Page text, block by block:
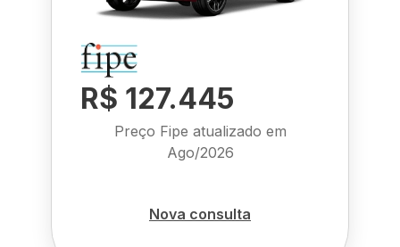
R$ 127.445
Preço Fipe atualizado em
Ago/2026
Nova consulta